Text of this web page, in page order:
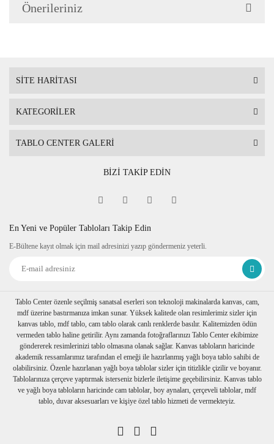
Çerçeveli Tablolarınız
Önerileriniz
SİTE HARİTASI
KATEGORİLER
TABLO CENTER GALERİ
BİZİ TAKİP EDİN
En Yeni ve Popüler Tabloları Takip Edin
E-Bültene kayıt olmak için mail adresinizi yazıp göndermeniz yeterli.
Tablo Center özenle seçilmiş sanatsal eserleri son teknoloji makinalarda kanvas, cam,
mdf üzerine bastırmanıza imkan sunar. Yüksek kalitede olan resimlerimiz sizler için
kanvas tablo, mdf tablo, cam tablo olarak canlı renklerde basılır. Kalitemizden ödün
vermeden tablo haline getirilir. Aynı zamanda fotoğraflarınızı Tablo Center ekibimize
göndererek resimlerinizi tablo olmasına olanak sağlar. Kanvas tabloların haricinde
akademik ressamlarımız tarafından el emeği ile hazırlanmış yağlı boya tablo sahibi de
olabilirsiniz. Özenle hazırlanan yağlı boya tablolar sizler için titizlikle çizilir ve boyanır.
Tablolarınıza çerçeve yaptırmak isterseniz bizlerle iletişime geçebilirsiniz. Kanvas tablo
ve yağlı boya tabloların haricinde cam tablolar, boy aynaları, çerçeveli tablolar, mdf
tablo, duvar aksesuarları ve kişiye özel tablo hizmeti de vermekteyiz.